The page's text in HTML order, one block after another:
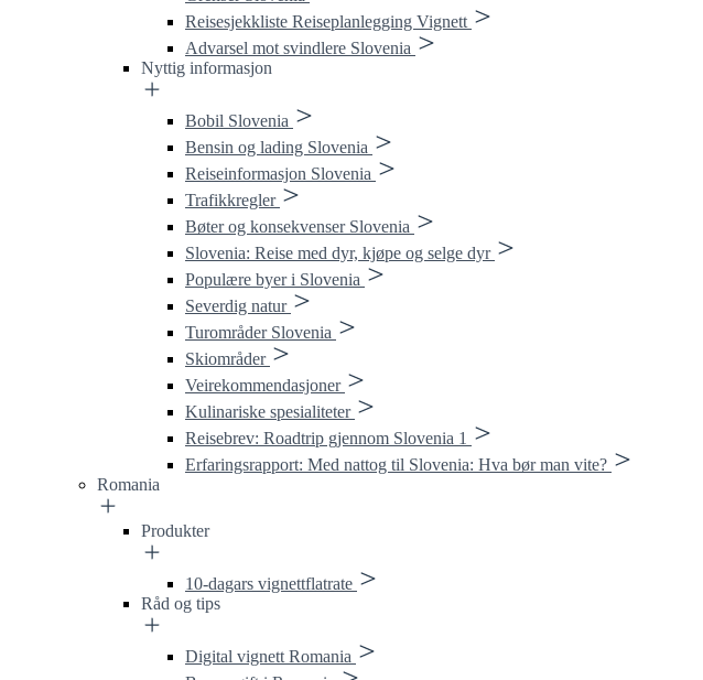
Reisesjekkliste Reiseplanlegging Vignett
Advarsel mot svindlere Slovenia
Nyttig informasjon
Bobil Slovenia
Bensin og lading Slovenia
Reiseinformasjon Slovenia
Trafikkregler
Bøter og konsekvenser Slovenia
Slovenia: Reise med dyr, kjøpe og selge dyr
Populære byer i Slovenia
Severdig natur
Turområder Slovenia
Skiområder
Veirekommendasjoner
Kulinariske spesialiteter
Reisebrev: Roadtrip gjennom Slovenia 1
Erfaringsrapport: Med nattog til Slovenia: Hva bør man vite?
Romania
Produkter
10-dagars vignettflatrate
Råd og tips
Digital vignett Romania